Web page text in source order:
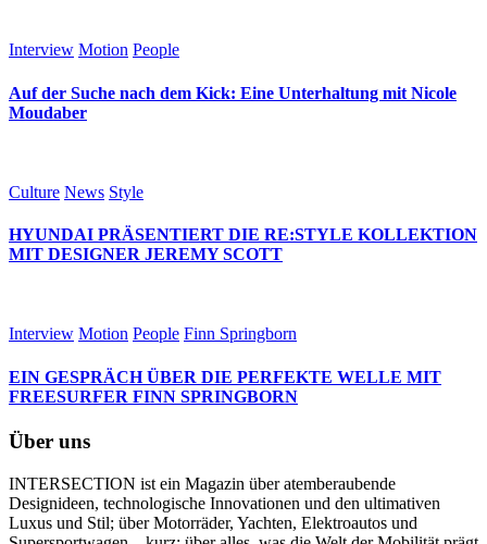
Interview Motion People
Auf der Suche nach dem Kick: Eine Unterhaltung mit Nicole
Moudaber
Culture News Style
HYUNDAI PRÄSENTIERT DIE RE:STYLE KOLLEKTION
MIT DESIGNER JEREMY SCOTT
Interview Motion People Finn Springborn
EIN GESPRÄCH ÜBER DIE PERFEKTE WELLE MIT
FREESURFER FINN SPRINGBORN
Über uns
INTERSECTION ist ein Magazin über atemberaubende
Designideen, technologische Innovationen und den ultimativen
Luxus und Stil; über Motorräder, Yachten, Elektroautos und